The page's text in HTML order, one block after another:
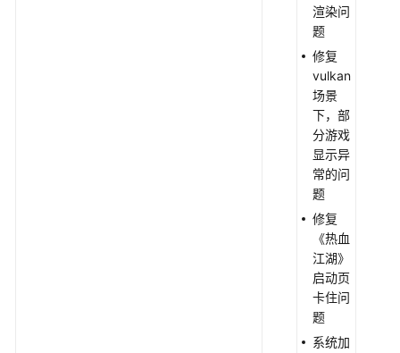
渲染问
题
修复
vulkan
场景
下，部
分游戏
显示异
常的问
题
修复
《热血
江湖》
启动页
卡住问
题
系统加